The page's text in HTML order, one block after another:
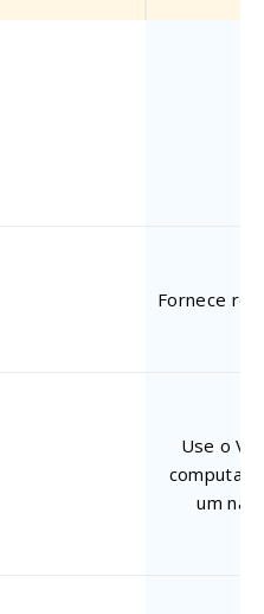
Fornece
Use o
um